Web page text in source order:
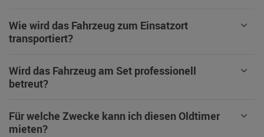
Wie wird das Fahrzeug zum Einsatzort
transportiert?
Wird das Fahrzeug am Set professionell
betreut?
Für welche Zwecke kann ich diesen Oldtimer
mieten?